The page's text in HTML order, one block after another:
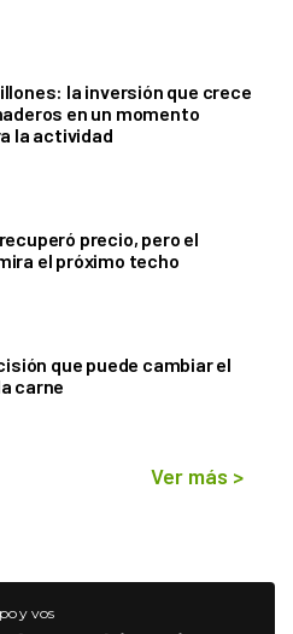
la inversión que crece
en un momento
la actividad
precio, pero el
el próximo techo
que puede cambiar el
carne
Ver más >
y vos